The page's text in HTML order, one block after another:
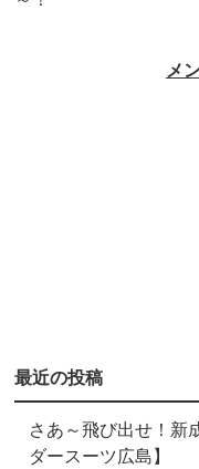
メ
最近の投稿
さあ～飛び出せ！新
ダースーツ広島】